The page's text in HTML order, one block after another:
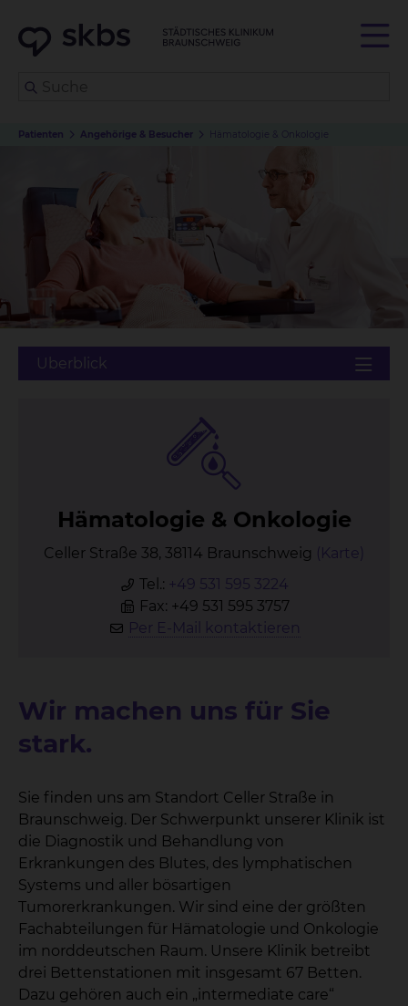
Patienten Angehörige & Besucher Hämatologie & Onkologie
Hä­ma­to­lo­gie & On­ko­lo­gie
Celler Straße 38, 38114 Braunschweig (Karte)
Tel.: +49 531 595 3224
Fax: +49 531 595 3757
Per E-Mail kontaktieren
Wir machen uns für Sie
stark.
Sie finden uns am Standort Celler Straße in
Braunschweig. Der Schwerpunkt unserer Klinik ist
die Diagnostik und Behandlung von
Erkrankungen des Blutes, des lymphatischen
Systems und aller bösartigen
Tumorerkrankungen. Wir sind eine der größten
Fachabteilungen für Hämatologie und Onkologie
im norddeutschen Raum. Unsere Klinik betreibt
drei Bettenstationen mit insgesamt 67 Betten.
Dazu gehören auch ein „intermediate care“